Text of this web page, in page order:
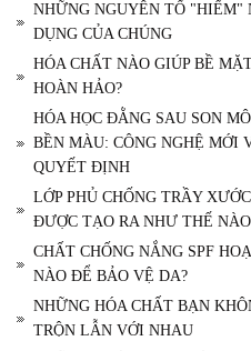
NHỮNG NGUYÊN TỐ "HIẾM"
DỤNG CỦA CHÚNG
HÓA CHẤT NÀO GIÚP BỀ
HOÀN HẢO?
HÓA HỌC ĐẰNG SAU SON
BỀN MÀU: CÔNG NGHỆ MỚI
QUYẾT ĐỊNH
LỚP PHỦ CHỐNG TRẦY
ĐƯỢC TẠO RA NHƯ THẾ
CHẤT CHỐNG NẮNG SPF
NÀO ĐỂ BẢO VỆ DA?
NHỮNG HÓA CHẤT BẠN
TRỘN LẪN VỚI NHAU